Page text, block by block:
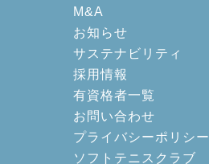
M&A
お知らせ
サステナビリティ
採用情報
有資格者一覧
お問い合わせ
プライバシーポリシー
ソフトテニスクラブ